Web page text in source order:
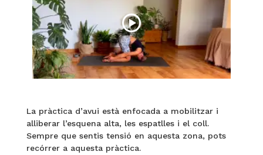
La pràctica d’avui està enfocada a mobilitzar i
alliberar l’esquena alta, les espatlles i el coll.
Sempre que sentis tensió en aquesta zona, pots
recórrer a aquesta pràctica.